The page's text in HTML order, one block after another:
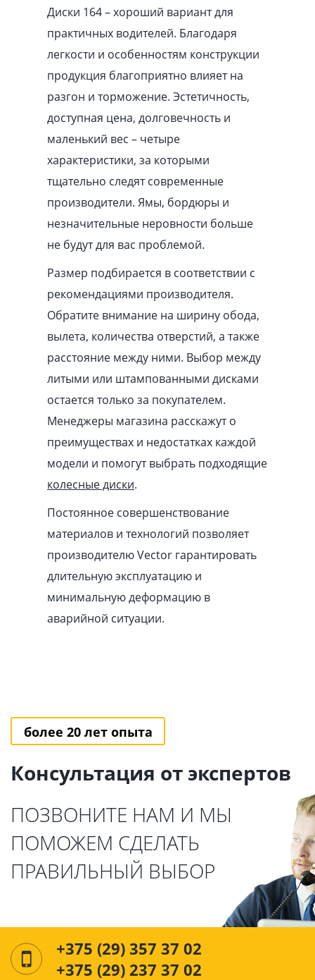
Диски 164 – хороший вариант для
практичных водителей. Благодаря
легкости и особенностям конструкции
продукция благоприятно влияет на
разгон и торможение. Эстетичность,
доступная цена, долговечность и
маленький вес – четыре
характеристики, за которыми
тщательно следят современные
производители. Ямы, бордюры и
незначительные неровности больше
не будут для вас проблемой.
Размер подбирается в соответствии с
рекомендациями производителя.
Обратите внимание на ширину обода,
вылета, количества отверстий, а также
расстояние между ними. Выбор между
литыми или штампованными дисками
остается только за покупателем.
Менеджеры магазина расскажут о
преимуществах и недостатках каждой
модели и помогут выбрать подходящие
колесные диски.
Постоянное совершенствование
материалов и технологий позволяет
производителю Vector гарантировать
длительную эксплуатацию и
минимальную деформацию в
аварийной ситуации.
более 20 лет опыта
Консультация от экспертов
ПОЗВОНИТЕ НАМ И МЫ
ПОМОЖЕМ СДЕЛАТЬ
ПРАВИЛЬНЫЙ ВЫБОР
+375 (29) 357 37 02
+375 (29) 237 37 02